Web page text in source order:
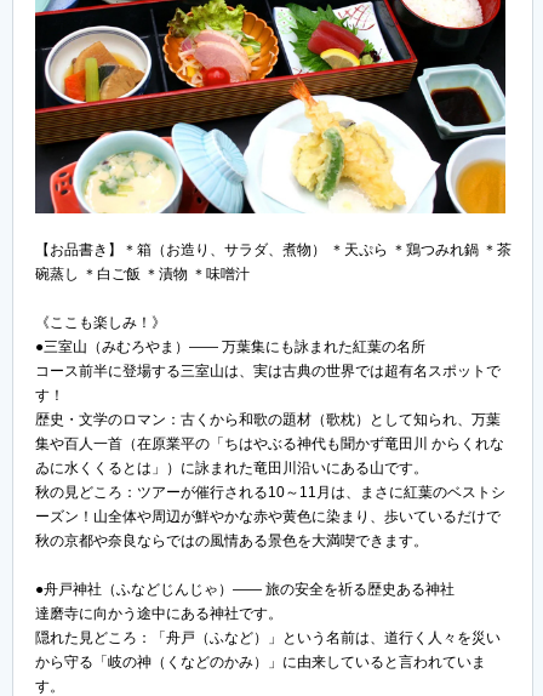
【お品書き】＊箱（お造り、サラダ、煮物） ＊天ぷら ＊鶏つみれ鍋 ＊茶
碗蒸し ＊白ご飯 ＊漬物 ＊味噌汁
《ここも楽しみ！》
●三室山（みむろやま）―― 万葉集にも詠まれた紅葉の名所
コース前半に登場する三室山は、実は古典の世界では超有名スポットで
す！
歴史・文学のロマン：古くから和歌の題材（歌枕）として知られ、万葉
集や百人一首（在原業平の「ちはやぶる神代も聞かず竜田川 からくれな
ゐに水くくるとは」）に詠まれた竜田川沿いにある山です。
秋の見どころ：ツアーが催行される10～11月は、まさに紅葉のベストシ
ーズン！山全体や周辺が鮮やかな赤や黄色に染まり、歩いているだけで
秋の京都や奈良ならではの風情ある景色を大満喫できます。
●舟戸神社（ふなどじんじゃ）―― 旅の安全を祈る歴史ある神社
達磨寺に向かう途中にある神社です。
隠れた見どころ：「舟戸（ふなど）」という名前は、道行く人々を災い
から守る「岐の神（くなどのかみ）」に由来していると言われていま
す。